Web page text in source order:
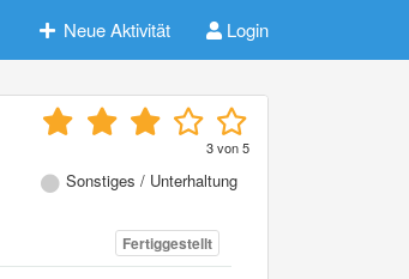
Neue Aktivität Login
3von5
Sonstiges / Unterhaltung
Fertiggestellt